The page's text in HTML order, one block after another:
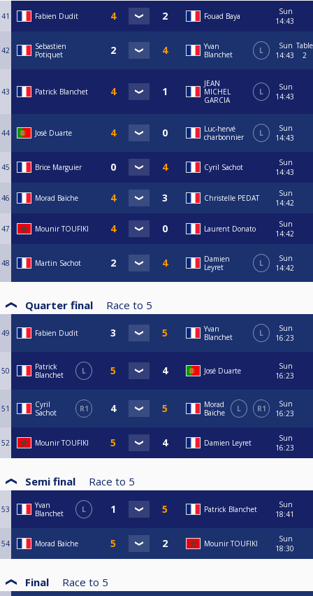
41 Fabien Dudit Fouad Baya
Sun
14:43
42
Sebastien
Potiquet
Yvan
Blanchet
L
Sun
14:43
Table
2
43 Patrick Blanchet
JEAN
MICHEL
GARCIA
L
Sun
14:43
44 José Duarte
Luc-hervé
charbonnier
L
Sun
14:43
45 Brice Marguier Cyril Sachot
Sun
14:43
46 Morad Baïche Christelle PEDAT
Sun
14:42
47 Mounir TOUFIKI Laurent Donato
Sun
14:42
48 Martin Sachot
Damien
Leyret
L
Sun
14:42
Quarter final Race to 5
49 Fabien Dudit
Yvan
Blanchet
L
Sun
16:23
50
Patrick
Blanchet
L José Duarte
Sun
16:23
51
Cyril
Sachot
R1
Morad
Baïche
L R1
Sun
16:23
52 Mounir TOUFIKI Damien Leyret
Sun
16:23
Semi final Race to 5
53
Yvan
Blanchet
L Patrick Blanchet
Sun
18:41
54 Morad Baïche Mounir TOUFIKI
Sun
18:30
Final Race to 5